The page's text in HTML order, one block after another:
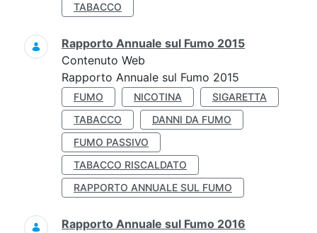
TABACCO
Rapporto Annuale sul Fumo 2015
Contenuto Web
Rapporto Annuale sul Fumo 2015
FUMO NICOTINA
SIGARETTA
TABACCO
DANNI DA FUMO
FUMO PASSIVO
TABACCO RISCALDATO
RAPPORTO ANNUALE SUL FUMO
Rapporto Annuale sul Fumo 2016